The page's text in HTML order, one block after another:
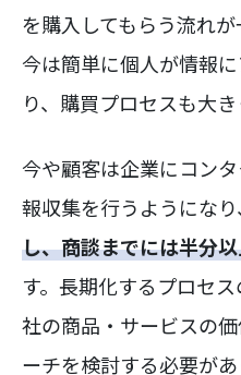
を購入してもらう流れが
今は簡単に個人が情報
り、購買プロセスも大き
今や顧客は企業にコン
報収集を行うようになり、
し、商談までには半分
す。長期化するプロセ
社の商品・サービスの
ーチを検討する必要があ